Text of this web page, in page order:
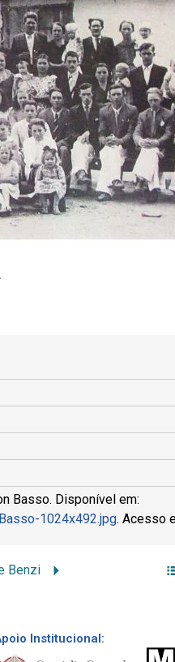
Basso. Disponível em:
1024x492.jpg. Acesso
Benzi
Institucional: